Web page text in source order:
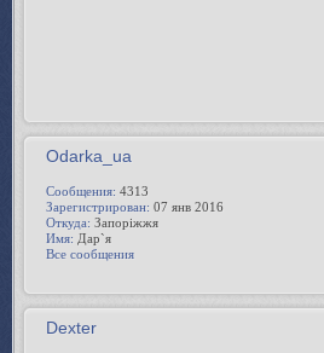
Odarka_ua
Сообщения: 4313
Зарегистрирован: 07 янв 2016
Откуда: Запоріжжя
Имя: Дар`я
Все сообщения
Dexter